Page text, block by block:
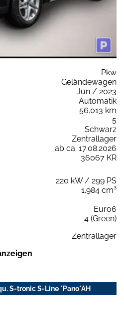
Pkw
Geländewagen
Jun / 2023
Automatik
56.013 km
5
Schwarz
Zentrallager
ab ca. 17.08.2026
36067 KR
220 kW / 299 PS
1.984 cm³
Euro6
4 (Green)
Zentrallager
S-tronic S-Line *Pano*AH